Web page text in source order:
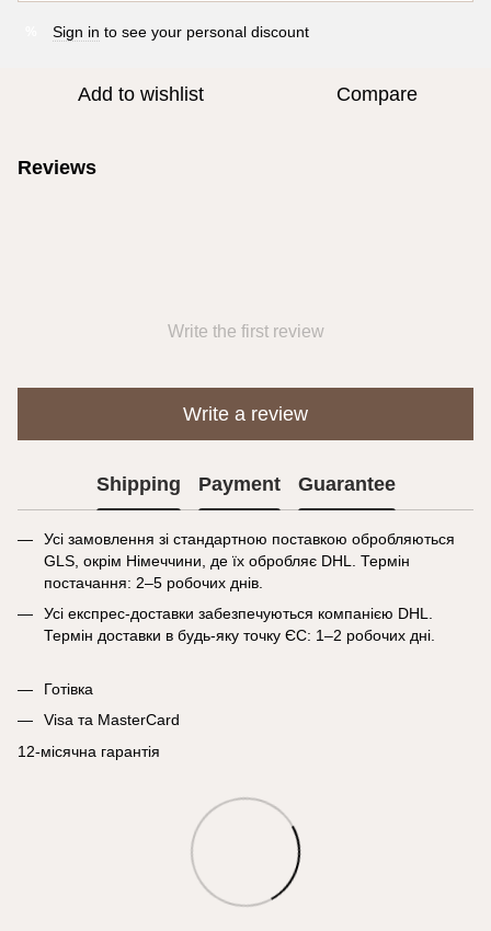
Sign in to see your personal discount
Add to wishlist Compare
Reviews
Write the first review
Write a review
Shipping Payment Guarantee
Усі замовлення зі стандартною поставкою обробляються
GLS, окрім Німеччини, де їх обробляє DHL. Термін
постачання: 2–5 робочих днів.
Усі експрес-доставки забезпечуються компанією DHL.
Термін доставки в будь-яку точку ЄС: 1–2 робочих дні.
Готівка
Visa та MasterCard
12-місячна гарантія